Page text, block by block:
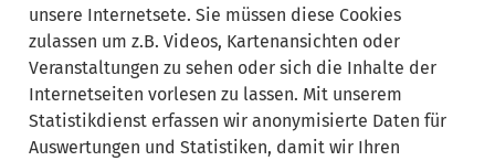
unsere Internetsete. Sie müssen diese Cookies
zulassen um z.B. Videos, Kartenansichten oder
Veranstaltungen zu sehen oder sich die Inhalte der
Internetseiten vorlesen zu lassen. Mit unserem
Statistikdienst erfassen wir anonymisierte Daten für
Auswertungen und Statistiken, damit wir Ihren